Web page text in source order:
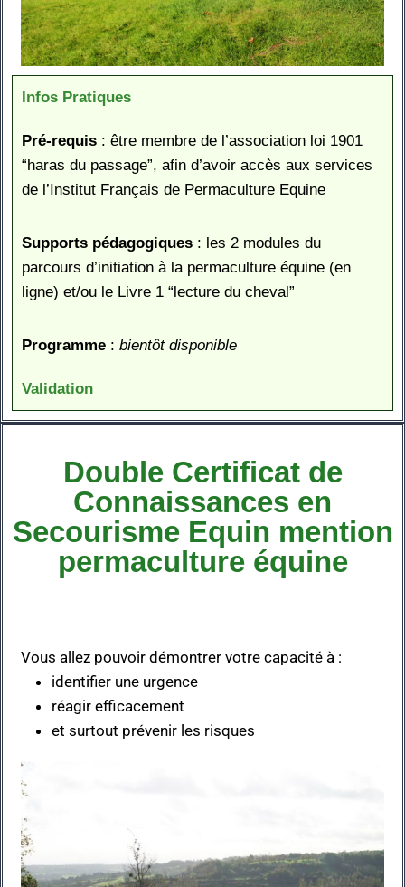
Infos Pratiques
Pré-requis : être membre de l’association loi 1901
“haras du passage”, afin d’avoir accès aux services
de l’Institut Français de Permaculture Equine
Supports pédagogiques : les 2 modules du
parcours d’initiation à la permaculture équine (en
ligne) et/ou le Livre 1 “lecture du cheval”
Programme : bientôt disponible
Validation
Double Certificat de
Connaissances en
Secourisme Equin mention
permaculture équine
Vous allez pouvoir démontrer votre capacité à :
identifier une urgence
réagir efficacement
et surtout prévenir les risques